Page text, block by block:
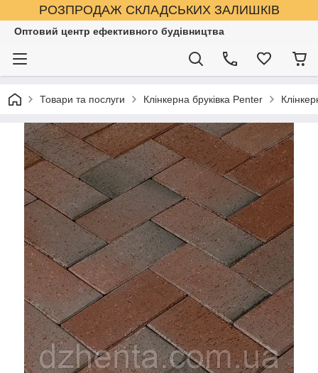
РОЗПРОДАЖ СКЛАДСЬКИХ ЗАЛИШКІВ
Оптовий центр ефективного будівництва
Товари та послуги Клінкерна бруківка Penter